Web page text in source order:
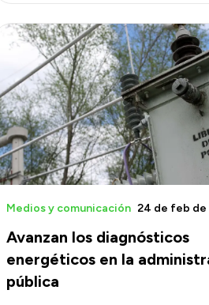
Avanzan los diagnósticos
energéticos en la
pública
Medios y comunicación 24 de feb de